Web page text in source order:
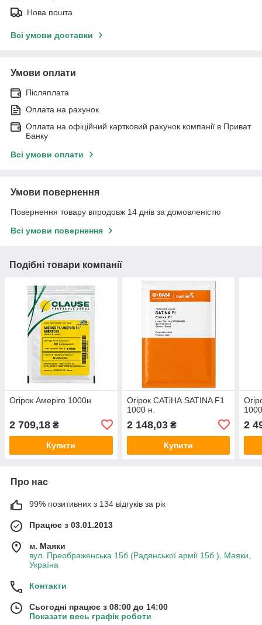
Нова пошта
Всі умови доставки
Умови оплати
Післяплата
Оплата на рахунок
Оплата на офіційний картковий рахунок компанії в Приват
Банку
Всі умови оплати
Умови повернення
Повернення товару впродовж 14 днів за домовленістю
Всі умови повернення
Подібні товари компанії
Огірок Амеріго 1000н
2 709,18 ₴
Купити
Огірок САТіНА SATINA F1
1000 н.
2 148,03₴
Купити
2
Про нас
99% позитивних з 134 відгуків за рік
Працює з 03.01.2013
м. Маяки
вул. Преображенська 15б (Радянської армії 15б ), Маяки,
Україна
Контакти
Сьогодні працює з 08:00 до 14:00
Показати весь графік роботи